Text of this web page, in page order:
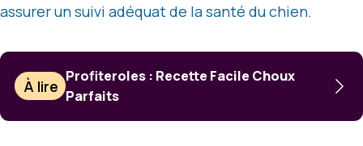
assurer un suivi adéquat de la santé du chien.
À lire
Profiteroles : Recette Facile Choux
Parfaits